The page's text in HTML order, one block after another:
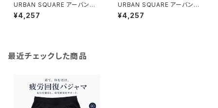
URBAN SQUARE アーバンス
クエア｜接触冷感 鹿の子ボタン
ダウンポロシャツ｜洗濯機OK
¥4,257
URBAN SQUARE アーバンス
クエア｜接触冷感 鹿の子ボタン
ダウンポロシャツ｜洗濯機OK
¥4,257
最近チェックした商品